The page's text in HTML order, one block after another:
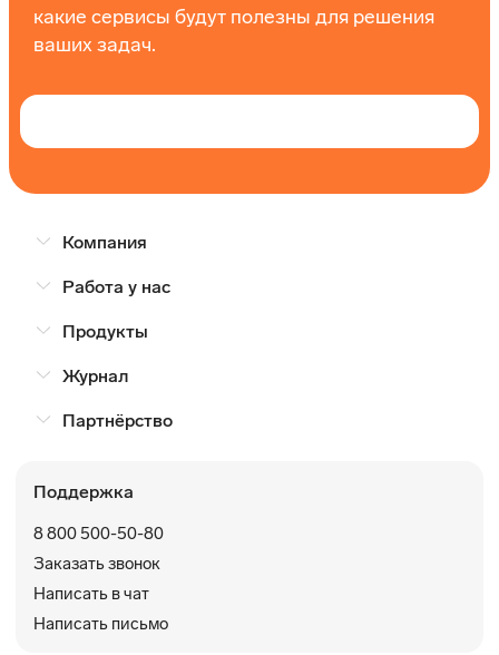
какие сервисы будут полезны для решения
ваших задач.
Компания
Работа у нас
Продукты
Журнал
Партнёрство
Поддержка
8 800 500-50-80
Заказать звонок
Написать в чат
Написать письмо